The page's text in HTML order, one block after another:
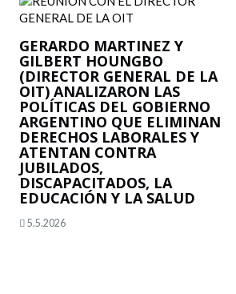
GERARDO MARTINEZ Y
GILBERT HOUNGBO
(DIRECTOR GENERAL DE LA
OIT) ANALIZARON LAS
POLÍTICAS DEL GOBIERNO
ARGENTINO QUE ELIMINAN
DERECHOS LABORALES Y
ATENTAN CONTRA
JUBILADOS,
DISCAPACITADOS, LA
EDUCACIÓN Y LA SALUD
5.5.2026